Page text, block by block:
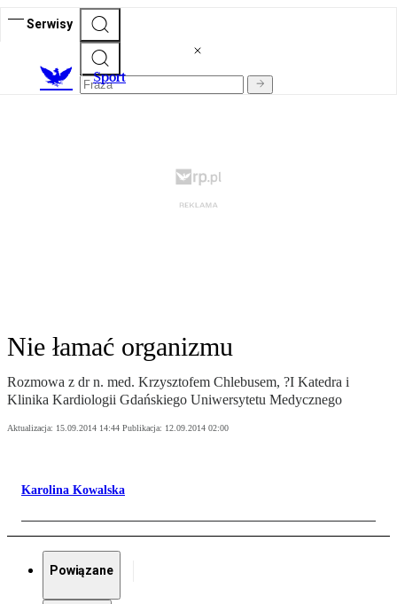
Serwisy
Sport
Nie łamać organizmu
Rozmowa z dr n. med. Krzysztofem Chlebusem, ?I Katedra i
Klinika Kardiologii Gdańskiego Uniwersytetu Medycznego
Aktualizacja: 15.09.2014 14:44 Publikacja: 12.09.2014 02:00
Karolina Kowalska
Powiązane